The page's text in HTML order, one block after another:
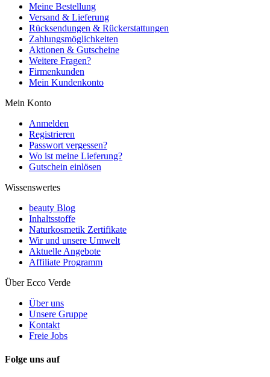
Meine Bestellung
Versand & Lieferung
Rücksendungen & Rückerstattungen
Zahlungsmöglichkeiten
Aktionen & Gutscheine
Weitere Fragen?
Firmenkunden
Mein Kundenkonto
Mein Konto
Anmelden
Registrieren
Passwort vergessen?
Wo ist meine Lieferung?
Gutschein einlösen
Wissenswertes
beauty Blog
Inhaltsstoffe
Naturkosmetik Zertifikate
Wir und unsere Umwelt
Aktuelle Angebote
Affiliate Programm
Über Ecco Verde
Über uns
Unsere Gruppe
Kontakt
Freie Jobs
Folge uns auf